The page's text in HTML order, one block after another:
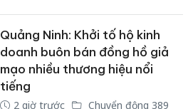
Quảng Ninh: Khởi tố hộ kinh
doanh buôn bán đồng hồ giả
mạo nhiều thương hiệu nổi
tiếng
2 giờ trước Chuyển động 389